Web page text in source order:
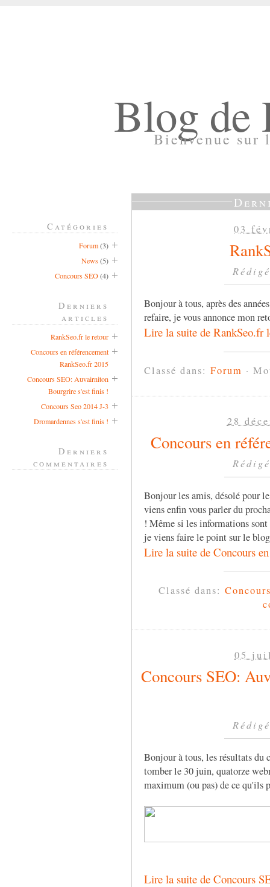
Blog de
Bienvenue sur
03
Bonjour à tous, après des
refaire, je vous annonce mon
Lire la suite de RankSeo.fr
Classé dans: Forum ·
28
Concours en
Bonjour les amis, désolé pour
viens enfin vous parler du
! Même si les informations
je viens faire le point sur le
Lire la suite de Concours
Classé dans:
05
Concours SEO:
Bonjour à tous, les résultats du
tomber le 30 juin, quatorze
maximum (ou pas) de ce qu'ils
Lire la suite de Concours
Catégories
Forum(3)
News(5)
Concours SEO(4)
Derniers
articles
RankSeo.fr le retour
Concours en référencement
RankSeo.fr 2015
Concours SEO: Auvairniton
Bourgrire s'est finis !
Concours Seo 2014 J-3
Dromardennes s'est finis !
Derniers
commentaires